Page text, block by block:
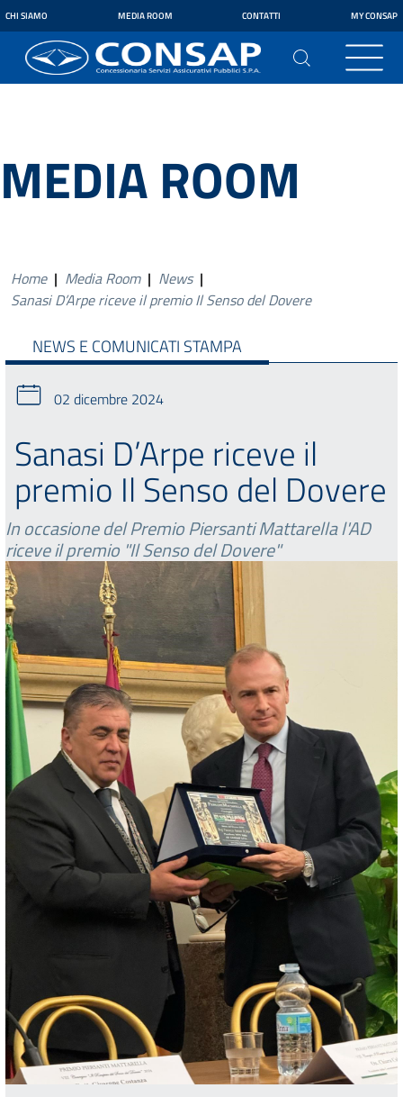
CHI SIAMO MEDIA ROOM CONTATTI MY CONSAP
MEDIA ROOM
Home | Media Room | News |
Sanasi D’Arpe riceve il premio Il Senso del Dovere
NEWS E COMUNICATI STAMPA
02 dicembre 2024
Sanasi D’Arpe riceve il
premio Il Senso del Dovere
In occasione del Premio Piersanti Mattarella l'AD
riceve il premio "Il Senso del Dovere"